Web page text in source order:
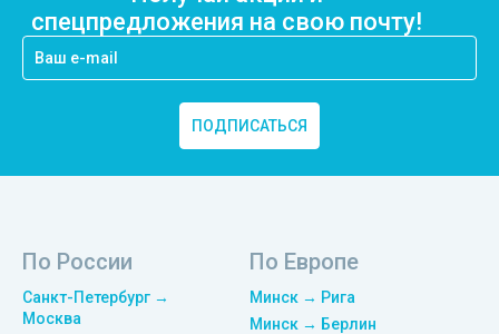
спецпредложения на свою почту!
ПОДПИСАТЬСЯ
По России
Санкт-Петербург →
Москва
По Европе
Минск → Рига
Минск → Берлин